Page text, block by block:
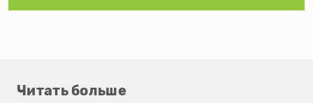
Читать больше